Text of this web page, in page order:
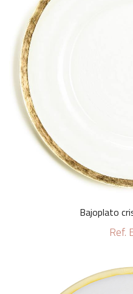
Bajoplato
Ref.